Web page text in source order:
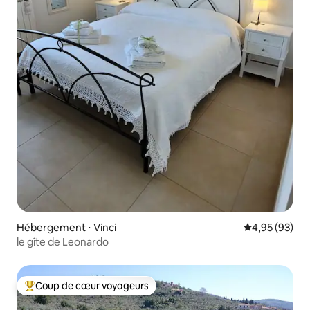
Hébergement ⋅ Vinci Évaluation
4,95 (93)
le gîte de Leonardo
Coups de cœur voyageurs les plus appréciés
Coup de cœur voyageurs